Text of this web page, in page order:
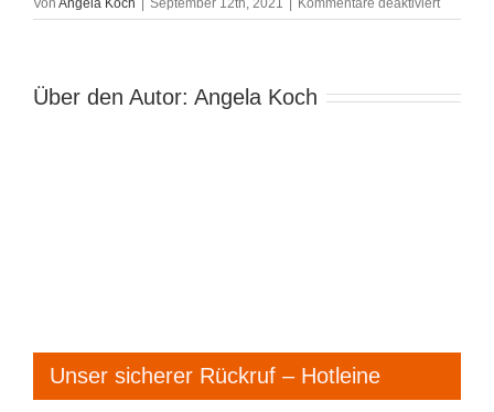
Von Angela Koch September 12th, 2021 Kommentare deaktiviert
Über den Autor: Angela Koch
Unser sicherer Rückruf – Hotleine